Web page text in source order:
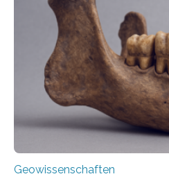
Miriam Christina Reiss,
Johannes Gutenberg-
Team haben am Vulkan
solche Tremore lokalisiert.
nicht nur nachweisen,
Geowissenschaften